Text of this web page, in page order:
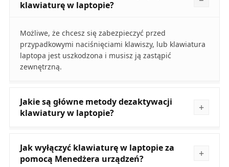
klawiaturę w laptopie?
Możliwe, że chcesz się zabezpieczyć przed
przypadkowymi naciśnięciami klawiszy, lub klawiatura
laptopa jest uszkodzona i musisz ją zastąpić
zewnętrzną.
Jakie są główne metody dezaktywacji
klawiatury w laptopie?
Jak wyłączyć klawiaturę w laptopie za
pomocą Menedżera urządzeń?